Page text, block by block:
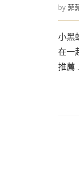
by 菲
小黑
在一
推薦